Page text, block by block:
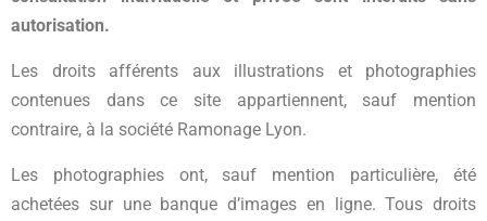
autorisation.
Les droits afférents aux illustrations et photographies
contenues dans ce site appartiennent, sauf mention
contraire, à la société Ramonage Lyon.
Les photographies ont, sauf mention particulière, été
achetées sur une banque d’images en ligne. Tous droits